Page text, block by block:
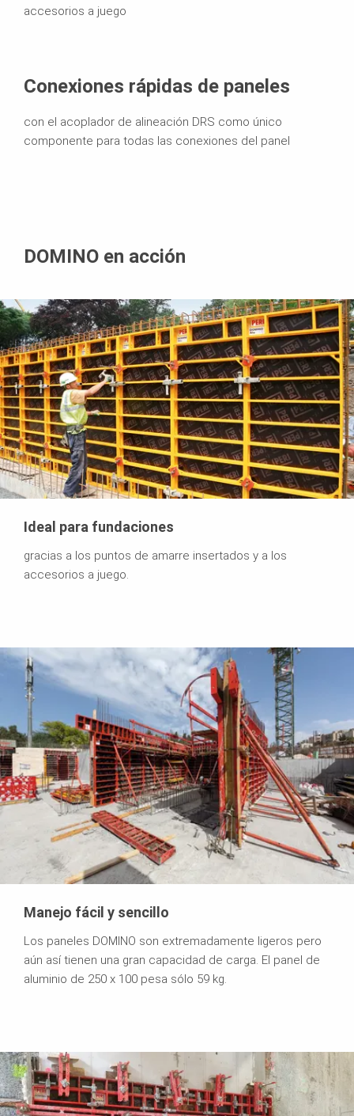
accesorios a juego
Conexiones rápidas de paneles
con el acoplador de alineación DRS como único
componente para todas las conexiones del panel
DOMINO en acción
Ideal para fundaciones
gracias a los puntos de amarre insertados y a los
accesorios a juego.
Manejo fácil y sencillo
Los paneles DOMINO son extremadamente ligeros pero
aún así tienen una gran capacidad de carga. El panel de
aluminio de 250 x 100 pesa sólo 59 kg.